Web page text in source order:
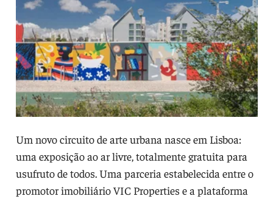
Um novo circuito de arte urbana nasce em Lisboa:
uma exposição ao ar livre, totalmente gratuita para
usufruto de todos. Uma parceria estabelecida entre o
promotor imobiliário VIC Properties e a plataforma